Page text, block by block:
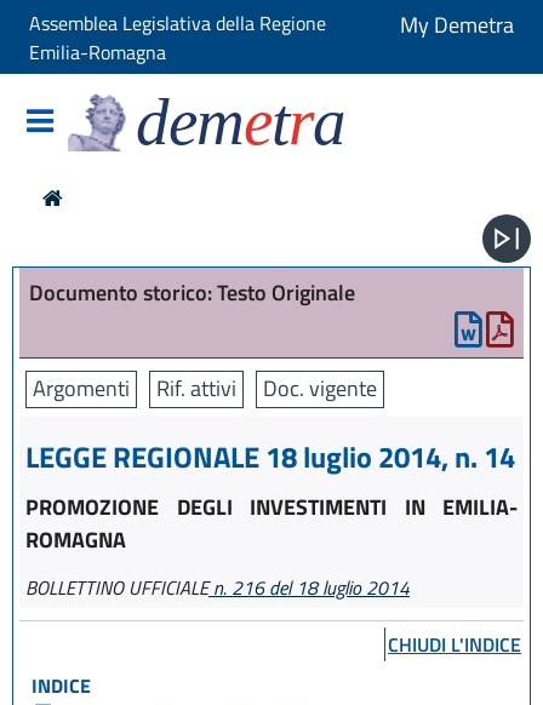
Assemblea Legislativa della Regione
Emilia-Romagna
My Demetra
demetra
Documento storico: Testo Originale
Argomenti Rif. attivi Doc. vigente
LEGGE REGIONALE 18 luglio 2014, n. 14
PROMOZIONE DEGLI INVESTIMENTI IN EMILIA-
ROMAGNA
BOLLETTINO UFFICIALEn. 216 del 18 luglio 2014
CHIUDI L'INDICE
INDICE